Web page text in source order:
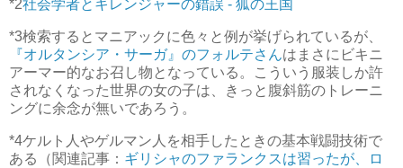
*2社会学者とキレンジャーの錯誤 - 狐の王国
*3検索するとマニアックに色々と例が挙げられているが、
『オルタンシア・サーガ』のフォルテさんはまさにビキニ
アーマー的なお召し物となっている。こういう服装しか許
されなくなった世界の女の子は、きっと腹斜筋のトレーニ
ングに余念が無いであろう。
*4ケルト人やゲルマン人を相手したときの基本戦闘技術で
ある（関連記事： ギリシャのファランクスは習ったが、ロ